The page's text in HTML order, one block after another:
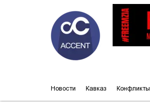
Новости Кавказ Конфликты